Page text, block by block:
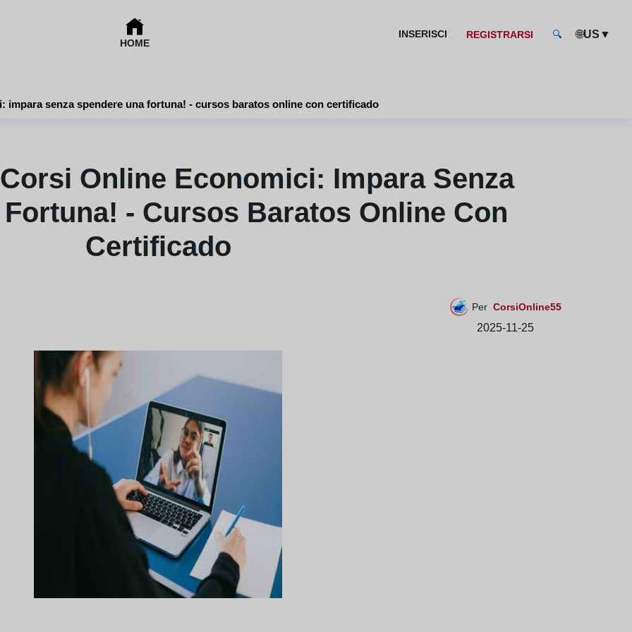
HOME
INSERISCI REGISTRARSI 🔍 🌐US ▼
Piattaforme di corsi online economici: impara senza spendere una fortuna! - cursos baratos online con certificado
Online Economici: Impara Senza
- Cursos Baratos Online Con
Certificado
Per CorsiOnline55
2025-11-25